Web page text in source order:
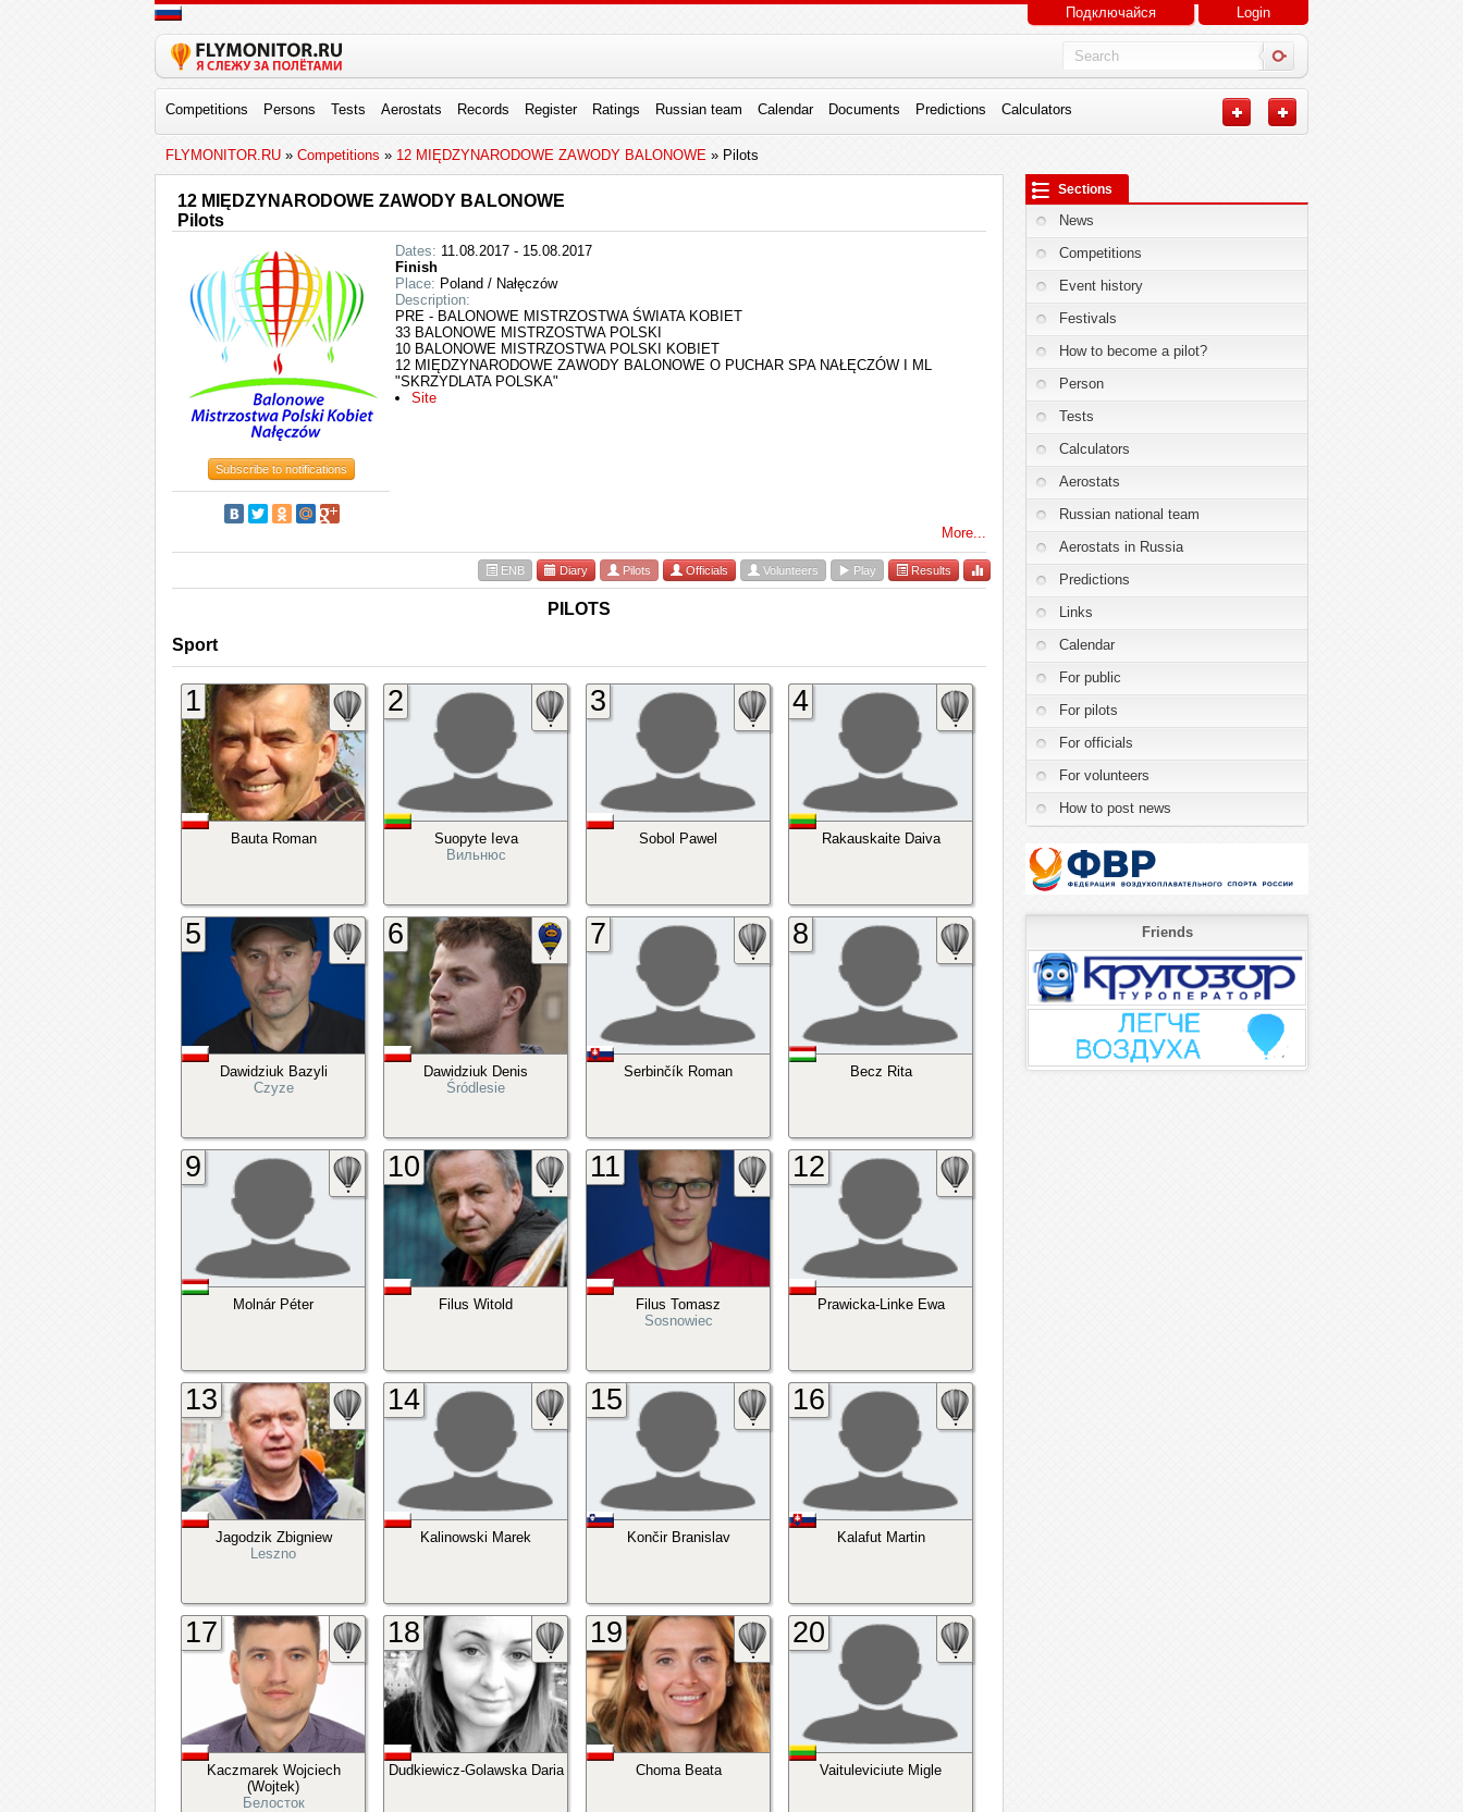
Подключайся Login
Competitions Persons Tests Aerostats Records Register Ratings Russian team Calendar Documents Predictions Calculators
FLYMONITOR.RU » Competitions » 12 MIĘDZYNARODOWE ZAWODY BALONOWE » Pilots
12 MIĘDZYNARODOWE ZAWODY BALONOWE
Pilots
Subscribe to notifications
Dates: 11.08.2017 - 15.08.2017
Finish
Place: Poland / Nałęczów
Description:
PRE - BALONOWE MISTRZOSTWA ŚWIATA KOBIET
33 BALONOWE MISTRZOSTWA POLSKI
10 BALONOWE MISTRZOSTWA POLSKI KOBIET
12 MIĘDZYNARODOWE ZAWODY BALONOWE O PUCHAR SPA NAŁĘCZÓW I ML
"SKRZYDLATA POLSKA"
Site
More...
ENB Diary Pilots Officials Volunteers Play Results
PILOTS
Sport
Bauta Roman
1
Suopyte Ieva
Вильнюс
2
Sobol Pawel
3
Rakauskaite Daiva
4
Dawidziuk Bazyli
Czyze
5
Dawidziuk Denis
Śródlesie
6
Serbinčík Roman
7
Becz Rita
8
Molnár Péter
9
Filus Witold
10
Filus Tomasz
Sosnowiec
11
Prawicka-Linke Ewa
12
Jagodzik Zbigniew
Leszno
13
Kalinowski Marek
14
Končir Branislav
15
Kalafut Martin
16
Kaczmarek Wojciech
(Wojtek)
Белосток
17
Dudkiewicz-Golawska Daria
18
Choma Beata
19
Vaituleviciute Migle
20
Sections
News
Competitions
Event history
Festivals
How to become a pilot?
Person
Tests
Calculators
Aerostats
Russian national team
Aerostats in Russia
Predictions
Links
Calendar
For public
For pilots
For officials
For volunteers
How to post news
Friends